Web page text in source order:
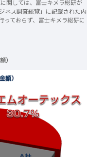
関しては、富士キメラ総研が
ネス調査総覧」に記載された内
っておらず、富士キメラ総研に
）